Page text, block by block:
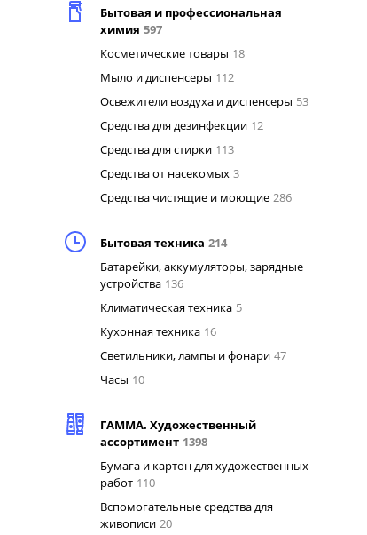
Бытовая и профессиональная
химия 597
Косметические товары 18
Мыло и диспенсеры 112
Освежители воздуха и диспенсеры 53
Средства для дезинфекции 12
Средства для стирки 113
Средства от насекомых 3
Средства чистящие и моющие 286
Бытовая техника 214
Батарейки, аккумуляторы, зарядные
устройства 136
Климатическая техника 5
Кухонная техника 16
Светильники, лампы и фонари 47
Часы 10
ГАММА. Художественный
ассортимент 1398
Бумага и картон для художественных
работ 110
Вспомогательные средства для
живописи 20